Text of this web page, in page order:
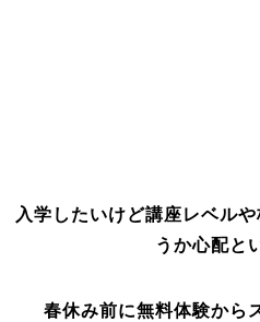
入学したいけど講座レベル
うか心配と
春休み前に無料体験から